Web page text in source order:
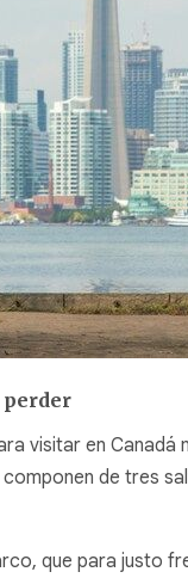
perder
visitar en Canadá
de tres
que para justo